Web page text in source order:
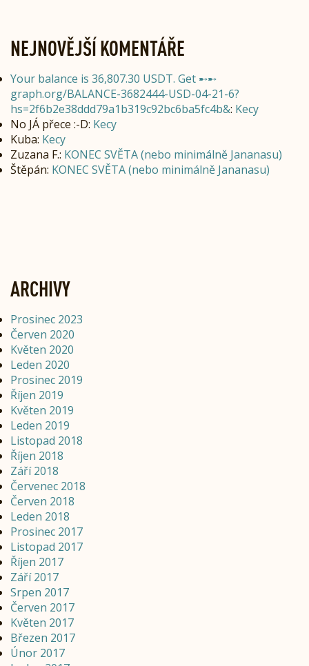
NEJNOVĚJŠÍ KOMENTÁŘE
Your balance is 36,807.30 USDT. Get ➸➸
graph.org/BALANCE-3682444-USD-04-21-6?
hs=2f6b2e38ddd79a1b319c92bc6ba5fc4b&: Kecy
No JÁ přece :-D: Kecy
Kuba: Kecy
Zuzana F.: KONEC SVĚTA (nebo minimálně Jananasu)
Štěpán: KONEC SVĚTA (nebo minimálně Jananasu)
ARCHIVY
Prosinec 2023
Červen 2020
Květen 2020
Leden 2020
Prosinec 2019
Říjen 2019
Květen 2019
Leden 2019
Listopad 2018
Říjen 2018
Září 2018
Červenec 2018
Červen 2018
Leden 2018
Prosinec 2017
Listopad 2017
Říjen 2017
Září 2017
Srpen 2017
Červen 2017
Květen 2017
Březen 2017
Únor 2017